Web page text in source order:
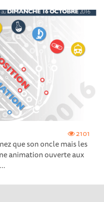
2101
que son oncle mais les
animation ouverte aux